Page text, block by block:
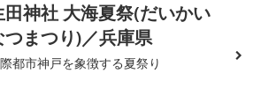
田神社 大海夏祭(だいかい
つまつり)／兵庫県
都市神戸を象徴する夏祭り